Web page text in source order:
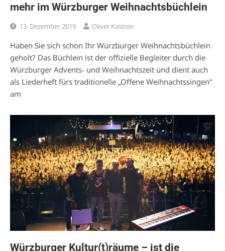
mehr im Würzburger Weihnachtsbüchlein
13. Dezember 2019 Oliver Kastner
Haben Sie sich schon Ihr Würzburger Weihnachtsbüchlein
geholt? Das Büchlein ist der offizielle Begleiter durch die
Würzburger Advents- und Weihnachtszeit und dient auch
als Liederheft fürs traditionelle „Offene Weihnachtssingen“
am
Würzburger Kultur(t)räume – ist die